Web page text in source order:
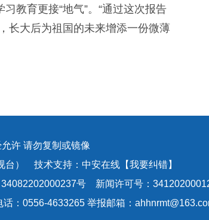
教育更接“地气”。“通过这次报告
长大后为祖国的未来增添一份微薄
许 请勿复制或镜像
台） 技术支持：中安在线【我要纠错】
号 新闻许可号：
：0556-4633265 举报邮箱：